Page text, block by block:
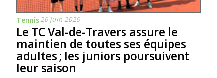
Tennis26 juin 2026
Le TC Val-de-Travers assure le
maintien de toutes ses équipes
adultes ; les juniors poursuivent
leur saison